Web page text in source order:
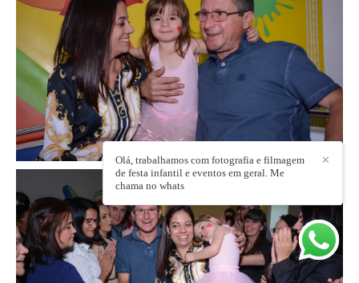
✕
Olá, trabalhamos com fotografia e filmagem
de festa infantil e eventos em geral. Me
chama no whats